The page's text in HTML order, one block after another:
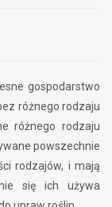
gospodarstwo
różnego rodzaju
różnego rodzaju
powszechnie
rodzajów, i mają
się ich używa